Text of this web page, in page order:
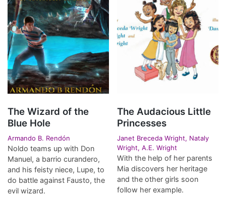
The Wizard of the
Blue Hole
Armando B. Rendón
Noldo teams up with Don
Manuel, a barrio curandero,
and his feisty niece, Lupe, to
do battle against Fausto, the
evil wizard.
The Audacious Little
Princesses
Janet Breceda Wright, Nataly
Wright, A.E. Wright
With the help of her parents
Mia discovers her heritage
and the other girls soon
follow her example.